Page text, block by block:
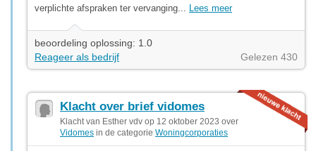
verplichte afspraken ter vervanging... Lees meer
beoordeling oplossing: 1.0
Reageer als bedrijf
Gelezen 430
Klacht over brief vidomes
Klacht van Esther vdv op 12 oktober 2023 over
Vidomes in de categorie Woningcorporaties